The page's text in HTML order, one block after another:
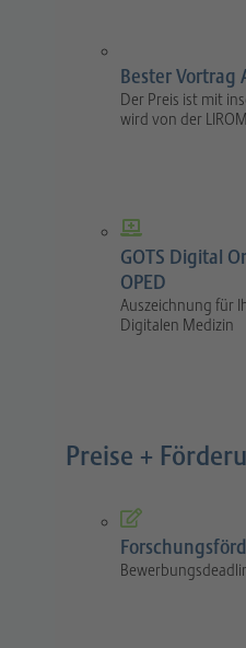
Bester Vortrag
Der Preis ist mit
wird von der
GOTS Digital
OPED
Auszeichnung für
Digitalen Medizin
Preise +